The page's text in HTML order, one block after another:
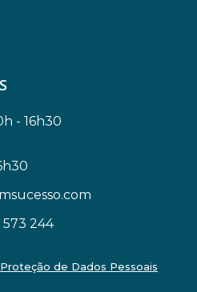
- 16h30
573 244
de Dados Pessoais